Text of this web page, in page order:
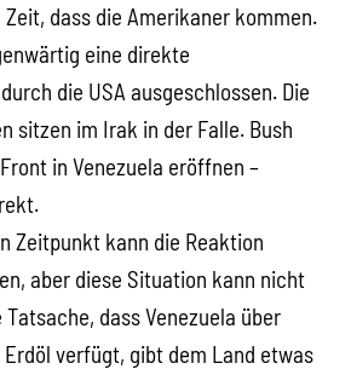
dass die Amerikaner kommen.
eine direkte
die USA ausgeschlossen. Die
sitzen im Irak in der Falle. Bush
in Venezuela eröffnen –
Zeitpunkt kann die Reaktion
aber diese Situation kann nicht
Tatsache, dass Venezuela über
Erdöl verfügt, gibt dem Land etwas